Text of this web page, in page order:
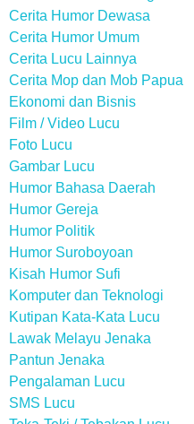
Cerita Humor Dewasa
Cerita Humor Umum
Cerita Lucu Lainnya
Cerita Mop dan Mob Papua
Ekonomi dan Bisnis
Film / Video Lucu
Foto Lucu
Gambar Lucu
Humor Bahasa Daerah
Humor Gereja
Humor Politik
Humor Suroboyoan
Kisah Humor Sufi
Komputer dan Teknologi
Kutipan Kata-Kata Lucu
Lawak Melayu Jenaka
Pantun Jenaka
Pengalaman Lucu
SMS Lucu